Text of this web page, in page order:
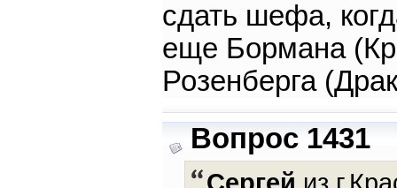
сдать шефа,
еще Бормана
Розенберга
Вопрос 1431